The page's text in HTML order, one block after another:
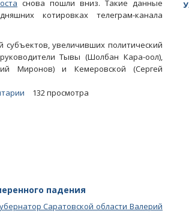
снова пошли вниз. Такие данные
котировках телеграм-канала
субъектов, увеличивших политический
Тывы (Шолбан Кара-оол),
Миронов) и Кемеровской (Сергей
132 просмотра
падения
Саратовской области Валерий
против планов Росатома по
завода в Горном